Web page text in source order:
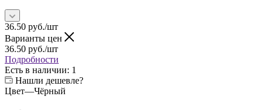
36.50 руб./шт
Варианты цен
36.50 руб./шт
Подробности
Есть в наличии: 1
Нашли дешевле?
Цвет—Чёрный